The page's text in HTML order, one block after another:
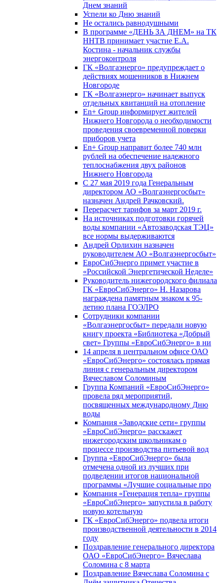
Днем знаний
Успели ко Дню знаний
Не остались равнодушными
В программе «ДЕНЬ ЗА ДНЕМ» на ТК
ННТВ принимает участие Е.А.
Костина - начальник службы
энергоконтроля
ГК «Волгаэнерго» предупреждает о
действиях мошенников в Нижнем
Новгороде
ГК «Волгаэнерго» начинает выпуск
отдельных квитанций на отопление
En+ Group информирует жителей
Нижнего Новгорода о необходимости
проведения своевременной поверки
приборов учета
En+ Group направит более 740 млн
рублей на обеспечение надежного
теплоснабжения двух районов
Нижнего Новгорода
С 27 мая 2019 года Генеральным
директором АО «Волгаэнергосбыт»
назначен Андрей Рачковский.
Перерасчет тарифов за март 2019 г.
На источниках подготовки горячей
воды компании «Автозаводская ТЭЦ»
все нормы выдерживаются
Андрей Орлихин назначен
руководителем АО «Волгаэнергосбыт»
ЕвроСибЭнерго примет участие в
«Российской Энергетической Неделе»
Руководитель нижегородского филиала
ГК «ЕвроСибЭнерго» Н. Назарова
награждена памятным знаком к 95-
летию плана ГОЭЛРО
Сотрудники компании
«Волгаэнергосбыт» передали новую
книгу проекта «Библиотека «Добрый
свет» Группы «ЕвроСибЭнерго» в ни
14 апреля в центральном офисе ОАО
«ЕвроСибЭнерго» состоялась прямая
линия с генеральным директором
Вячеславом Соломиным
Группа Компаний «ЕвроСибЭнерго»
провела ряд мероприятий,
посвященных международному Дню
воды
Компания «Заводские сети» группы
«ЕвроСибЭнерго» расскажет
нижегородским школьникам о
процессе производства питьевой вод
Группа «ЕвроСибЭнерго» была
отмечена одной из лучших при
подведении итогов национальной
программы «Лучшие социальные про
Компания «Генерация тепла» группы
«ЕвроСибЭнерго» запустила в работу
новую котельную
ГК «ЕвроСибЭнерго» подвела итоги
производственной деятельности в 2014
году
Поздравление генерального директора
ОАО «ЕвроСибЭнерго» Вячеслава
Соломина с 8 марта
Поздравление Вячеслава Соломина с